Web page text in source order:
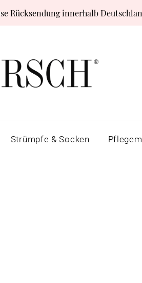
Rücksendung innerhalb
Strümpfe & Socken